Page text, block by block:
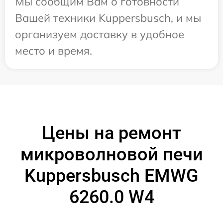
Вашей техники Kuppersbusch, и мы
организуем доставку в удобное
место и время.
Цены на ремонт
микроволновой печи
Kuppersbusch EMWG
6260.0 W4